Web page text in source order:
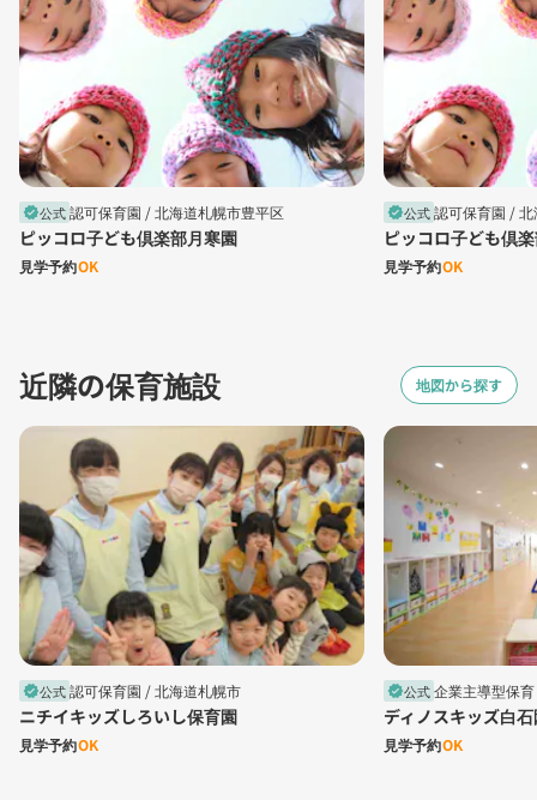
verified公式認可保育園 /北海道札幌市豊平区
ピッコロ子ども倶楽部月寒園
見学予約OK
verified公式認可保育園 /北
ピッコロ子ども倶
見学予約OK
近隣の保育施設 地図から探す
verified公式認可保育園 /北海道札幌市
ニチイキッズしろいし保育園
見学予約OK
verified公式企業主導型保
ディノスキッズ白
見学予約OK